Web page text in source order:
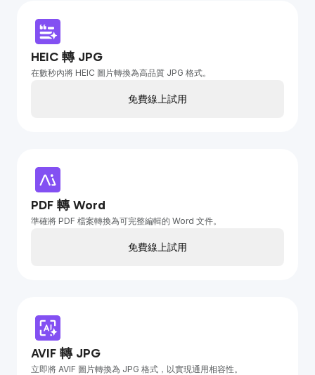
HEIC 轉 JPG
在數秒內將 HEIC 圖片轉換為高品質 JPG 格式。
免費線上試用
PDF 轉 Word
準確將 PDF 檔案轉換為可完整編輯的 Word 文件。
免費線上試用
AVIF 轉 JPG
立即將 AVIF 圖片轉換為 JPG 格式，以實現通用相容性。